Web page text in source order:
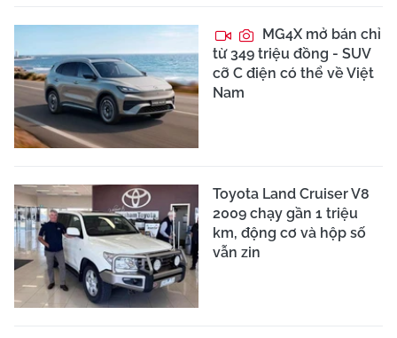
MG4X mở bán chỉ
từ 349 triệu đồng - SUV
cỡ C điện có thể về Việt
Nam
Toyota Land Cruiser V8
2009 chạy gần 1 triệu
km, động cơ và hộp số
vẫn zin